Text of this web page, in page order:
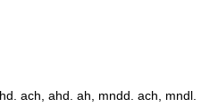
ach, ahd. ah, mndd. ach, mndl.